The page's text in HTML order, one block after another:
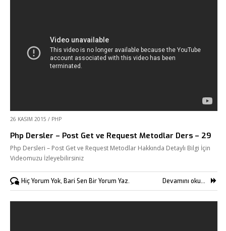
26 KASIM 2015 / PHP
Php Dersler – Post Get ve Request Metodlar Ders – 29
Php Dersleri – Post Get ve Request Metodlar Hakkında Detaylı Bilgi İçin
Videomuzu İzleyebilirsiniz
Hiç Yorum Yok, Bari Sen Bir Yorum Yaz. Devamını oku...